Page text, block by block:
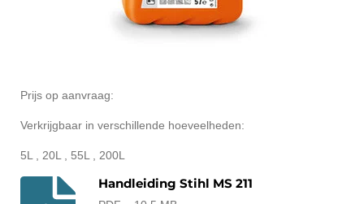
Prijs op aanvraag:
Verkrijgbaar in verschillende hoeveelheden:
5L , 20L , 55L , 200L
Handleiding Stihl MS 211